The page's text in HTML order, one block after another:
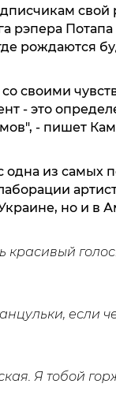
свой
рэпера
рождаются
своими
- это
- пишет
из самых
но и в
красивый
если
Я тобой